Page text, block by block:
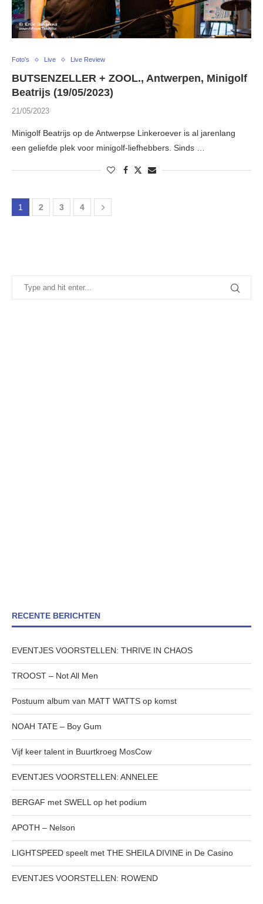
Foto's Live Live Review
BUTSENZELLER + ZOOL., Antwerpen, Minigolf
Beatrijs (19/05/2023)
21/05/2023
Minigolf Beatrijs op de Antwerpse Linkeroever is al jarenlang
een geliefde plek voor minigolf-liefhebbers. Sinds …
1 2 3 4
RECENTE BERICHTEN
EVENTJES VOORSTELLEN: THRIVE IN CHAOS
TROOST – Not All Men
Postuum album van MATT WATTS op komst
NOAH TATE – Boy Gum
Vijf keer talent in Buurtkroeg MosCow
EVENTJES VOORSTELLEN: ANNELEE
BERGAF met SWELL op het podium
APOTH – Nelson
LIGHTSPEED speelt met THE SHEILA DIVINE in De Casino
EVENTJES VOORSTELLEN: ROWEND